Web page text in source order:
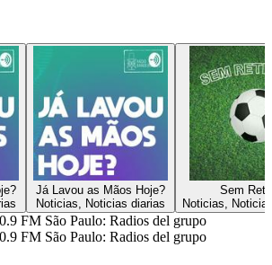
Já Lavou as Mãos Hoje?
Noticias, Noticias diarias
Sem
Noticias,
FM São Paulo: Radios del grupo
FM São Paulo: Radios del grupo